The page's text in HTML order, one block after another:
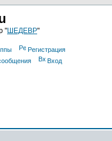
"ШЕДЕВР"
Регистрация
Вход